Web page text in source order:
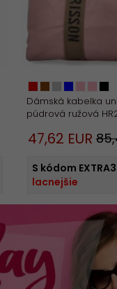
Dámská kabelka
púdrová ružová
47,62 EUR
S kódom
lacnejšie